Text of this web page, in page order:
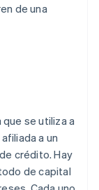
de una
se utiliza a
a un
crédito. Hay
de capital